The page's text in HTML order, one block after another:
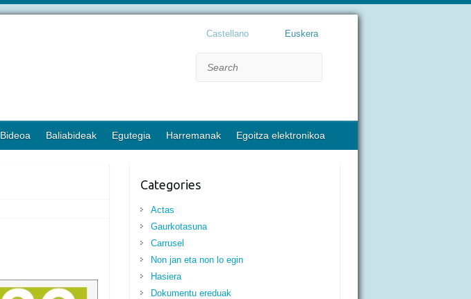
Castellano Euskera
Bideoa Baliabideak Egutegia Harremanak Egoitza elektronikoa
Categories
Actas
Gaurkotasuna
Carrusel
Non jan eta non lo egin
Hasiera
Dokumentu ereduak